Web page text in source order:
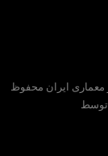
ایران محفوظ